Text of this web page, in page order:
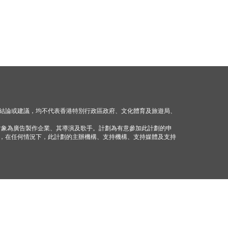
或建議，均不代表香港特別行政區政府、文化體育及旅遊局、
為廣告製作企業、其導演及歌手。計劃為有意參加此計劃的申
任何情況下，此計劃的主辦機構、支持機構、支持媒體及支持